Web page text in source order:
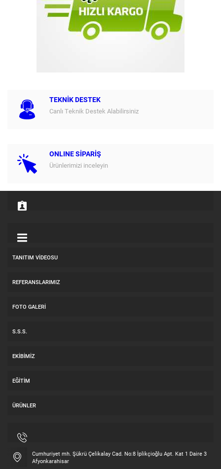
TEKNİK DESTEK
Canlı Teknik Destek Alabilirsiniz
ONLINE SİPARİŞ
Ürünlerimizi inceleyin
TANITIM VIDEOSU
REFERANSLARIMIZ
FOTO GALERI
S.S.S.
EKIBIMIZ
EĞITIM
ÜRÜNLER
Cumhuriyet mh. Şükrü Çelikalay Cad. No:8 İplikçioğlu Apt. Kat 1 Daire 3
Afyonkarahisar